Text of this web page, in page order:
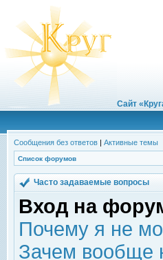
Сайт
Сообщения без ответов | Активные темы
Список форумов
Часто задаваемые вопросы
Вход на
Почему я не
Зачем вообще